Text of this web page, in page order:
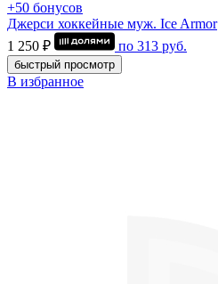
+50 бонусов
Джерси хоккейные муж. Ice Armor
1 250 ₽
по 313 руб.
быстрый просмотр
В избранное